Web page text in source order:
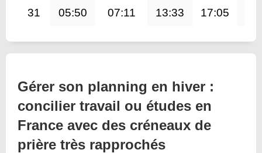
31 05:50 07:11 13:33 17:05
Gérer son planning en hiver :
concilier travail ou études en
France avec des créneaux de
prière très rapprochés